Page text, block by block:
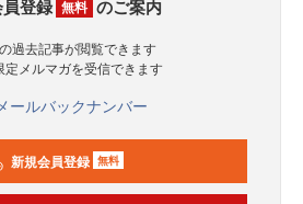
登録 無料 のご案内
過去記事が閲覧できます
定メルマガを受信できます
メールバックナンバー
新規会員登録 無料